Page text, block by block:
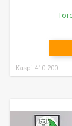
Kaspi 410-200